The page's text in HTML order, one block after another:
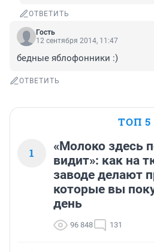
ОТВЕТИТЬ
Гость
12 сентября 2014, 11:47
бедные яблофонники :)
ОТВЕТИТЬ
ТОП 5
1
«Молоко здесь
видит»: как на
заводе делают
которые вы
день
96 848 131